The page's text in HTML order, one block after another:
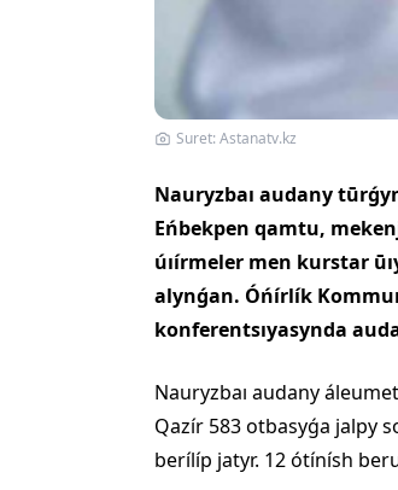
Suret: Astanatv.kz
Nauryzbaı audany
Eńbekpen qamtu,
úıírmeler men kurstar
alynǵan. Óńírlík
konferentsıyasynda
Nauryzbaı audany
Qazír 583 otbasyǵa jalpy
berílíp jatyr. 12 ótínísh